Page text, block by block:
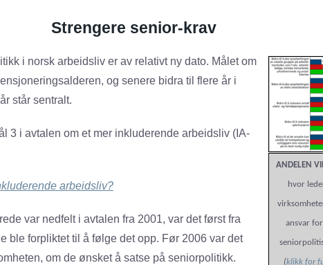
Strengere senior-krav
ANDELEN
hvor
ansvar
(klikk for
i norsk arbeidsliv er av relativt ny dato. Målet om
og senere bidra til flere år i
står sentralt.
3 i avtalen om et mer inkluderende arbeidsliv (IA-
arbeidsliv?
var nedfelt i avtalen fra 2001, var det først fra
ble forpliktet til å følge det opp. Før 2006 var det
om de ønsket å satse på seniorpolitikk.